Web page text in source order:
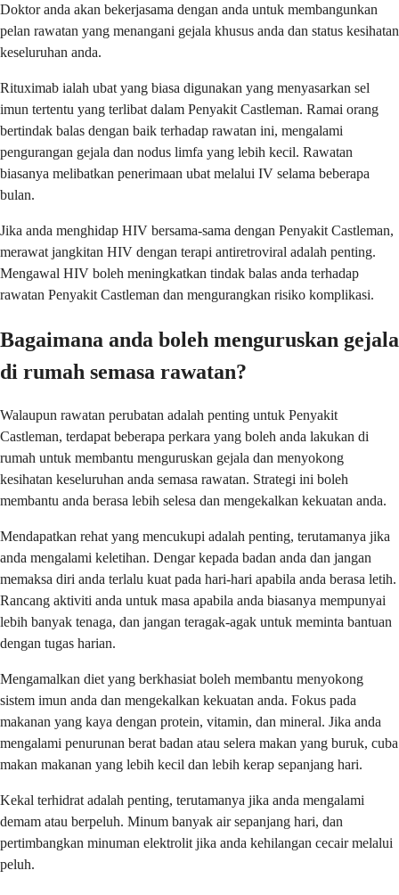
Doktor anda akan bekerjasama dengan anda untuk membangunkan
pelan rawatan yang menangani gejala khusus anda dan status kesihatan
keseluruhan anda.
Rituximab ialah ubat yang biasa digunakan yang menyasarkan sel
imun tertentu yang terlibat dalam Penyakit Castleman. Ramai orang
bertindak balas dengan baik terhadap rawatan ini, mengalami
pengurangan gejala dan nodus limfa yang lebih kecil. Rawatan
biasanya melibatkan penerimaan ubat melalui IV selama beberapa
bulan.
Jika anda menghidap HIV bersama-sama dengan Penyakit Castleman,
merawat jangkitan HIV dengan terapi antiretroviral adalah penting.
Mengawal HIV boleh meningkatkan tindak balas anda terhadap
rawatan Penyakit Castleman dan mengurangkan risiko komplikasi.
Bagaimana anda boleh menguruskan gejala
di rumah semasa rawatan?
Walaupun rawatan perubatan adalah penting untuk Penyakit
Castleman, terdapat beberapa perkara yang boleh anda lakukan di
rumah untuk membantu menguruskan gejala dan menyokong
kesihatan keseluruhan anda semasa rawatan. Strategi ini boleh
membantu anda berasa lebih selesa dan mengekalkan kekuatan anda.
Mendapatkan rehat yang mencukupi adalah penting, terutamanya jika
anda mengalami keletihan. Dengar kepada badan anda dan jangan
memaksa diri anda terlalu kuat pada hari-hari apabila anda berasa letih.
Rancang aktiviti anda untuk masa apabila anda biasanya mempunyai
lebih banyak tenaga, dan jangan teragak-agak untuk meminta bantuan
dengan tugas harian.
Mengamalkan diet yang berkhasiat boleh membantu menyokong
sistem imun anda dan mengekalkan kekuatan anda. Fokus pada
makanan yang kaya dengan protein, vitamin, dan mineral. Jika anda
mengalami penurunan berat badan atau selera makan yang buruk, cuba
makan makanan yang lebih kecil dan lebih kerap sepanjang hari.
Kekal terhidrat adalah penting, terutamanya jika anda mengalami
demam atau berpeluh. Minum banyak air sepanjang hari, dan
pertimbangkan minuman elektrolit jika anda kehilangan cecair melalui
peluh.